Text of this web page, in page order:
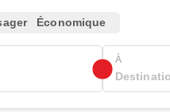
Économique
À